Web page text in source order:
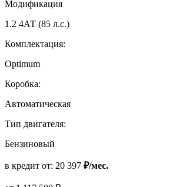
Модификация
1.2 4АТ (85 л.с.)
Комплектация:
Optimum
Коробка:
Автоматическая
Тип двигателя:
Бензиновый
в кредит от: 20 397 ₽/мес.